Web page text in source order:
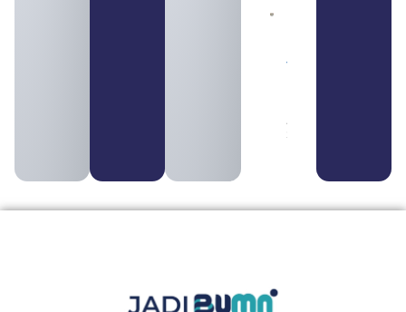
yang
August 4,
2026